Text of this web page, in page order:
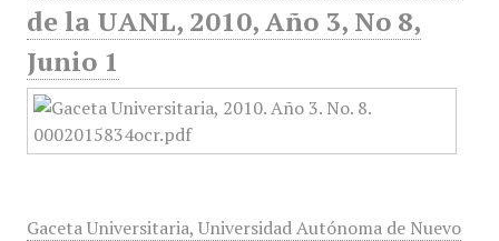
de la UANL, 2010, Año 3, No 8,
Junio 1
Gaceta Universitaria, Universidad Autónoma de Nuevo